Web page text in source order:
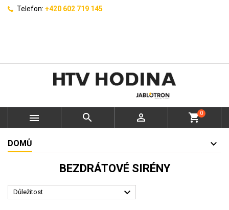
Telefon: +420 602 719 145
   shopping_cart0
DOMŮ
BEZDRÁTOVÉ SIRÉNY
Důležitost 